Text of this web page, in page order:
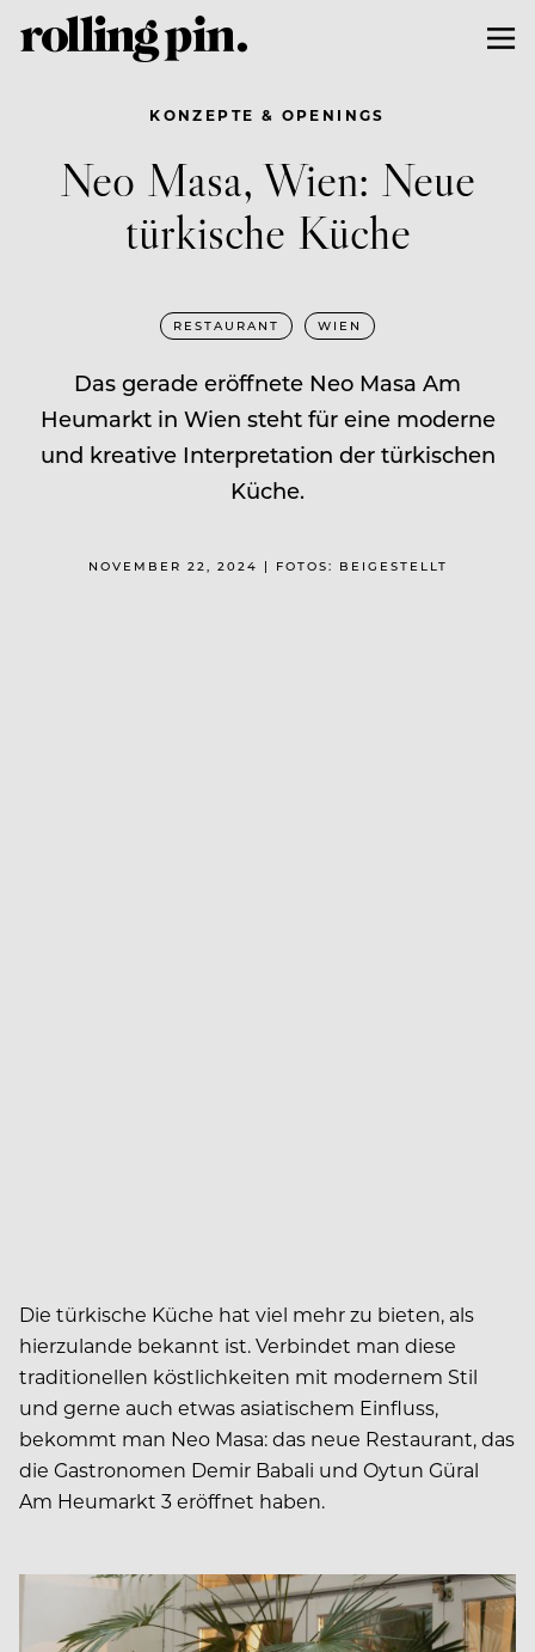
KONZEPTE & OPENINGS
Neo Masa, Wien: Neue
türkische Küche
RESTAURANT WIEN
Das gerade eröffnete Neo Masa Am
Heumarkt in Wien steht für eine moderne
und kreative Interpretation der türkischen
Küche.
NOVEMBER 22, 2024 | FOTOS: BEIGESTELLT
Die türkische Küche hat viel mehr zu bieten, als
hierzulande bekannt ist. Verbindet man diese
traditionellen köstlichkeiten mit modernem Stil
und gerne auch etwas asiatischem Einfluss,
bekommt man Neo Masa: das neue Restaurant, das
die Gastronomen Demir Babali und Oytun Güral
Am Heumarkt 3 eröffnet haben.